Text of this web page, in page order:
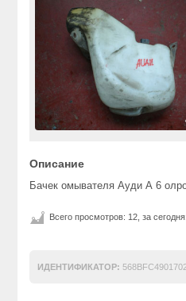
Описание
Бачек омывателя Ауди А 6
Всего просмотров: 12, за
ИДЕНТИФИКАТОР: